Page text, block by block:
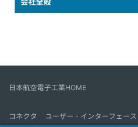
会社全般
日本航空電子工業HOME
コネクタ
ユーザー・インターフェー